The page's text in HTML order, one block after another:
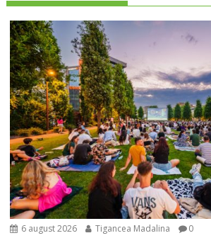
6 august 2026 Tigancea Madalina 0